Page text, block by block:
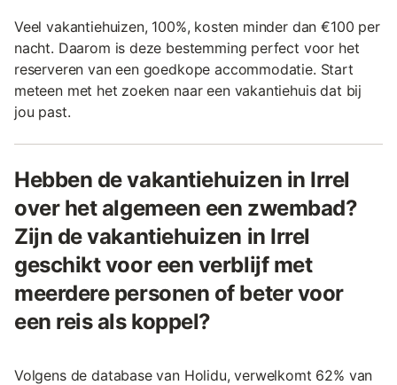
Veel vakantiehuizen, 100%, kosten minder dan €100 per
nacht. Daarom is deze bestemming perfect voor het
reserveren van een goedkope accommodatie. Start
meteen met het zoeken naar een vakantiehuis dat bij
jou past.
Hebben de vakantiehuizen in Irrel
over het algemeen een zwembad?
Zijn de vakantiehuizen in Irrel
geschikt voor een verblijf met
meerdere personen of beter voor
een reis als koppel?
Volgens de database van Holidu, verwelkomt 62% van